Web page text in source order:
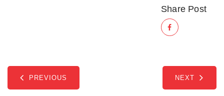
Share Post
PREVIOUS NEXT